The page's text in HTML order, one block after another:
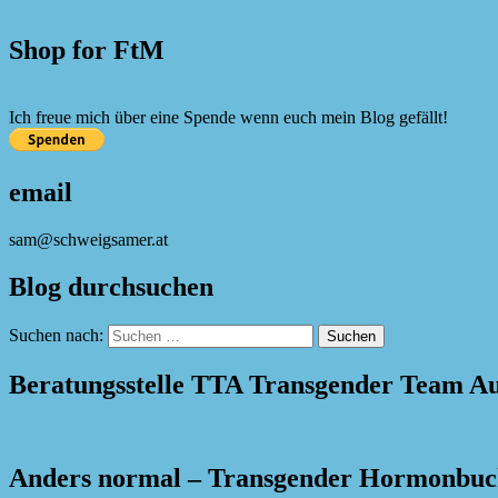
Shop for FtM
Ich freue mich über eine Spende wenn euch mein Blog gefällt!
email
sam@schweigsamer.at
Blog durchsuchen
Suchen nach:
Beratungsstelle TTA Transgender Team
Anders normal – Transgender